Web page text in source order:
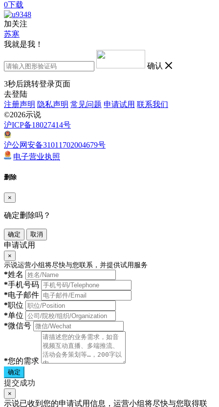
0下载
加关注
苏寒
我就是我！
确认
3秒后跳转登录页面
去登陆
注册声明 隐私声明 常见问题 申请试用 联系我们
©2026示说
沪ICP备18027414号
沪公网安备31011702004679号
电子营业执照
删除
×
确定删除吗？
确定 取消
申请试用
×
示说运营小组将尽快与您联系，并提供试用服务
*姓名
*手机号码
*电子邮件
*职位
*单位
*微信号
*您的需求
确定
提交成功
×
示说已收到您的申请试用信息，运营小组将尽快与您取得联